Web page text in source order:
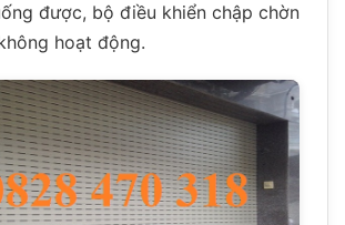
được, bộ điều khiển chập chờn
hoạt động.